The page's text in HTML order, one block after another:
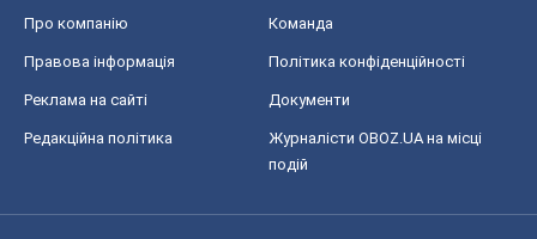
Про компанію Команда
Правова інформація Політика конфіденційності
Реклама на сайті Документи
Редакційна політика
Журналісти OBOZ.UA на місці
подій